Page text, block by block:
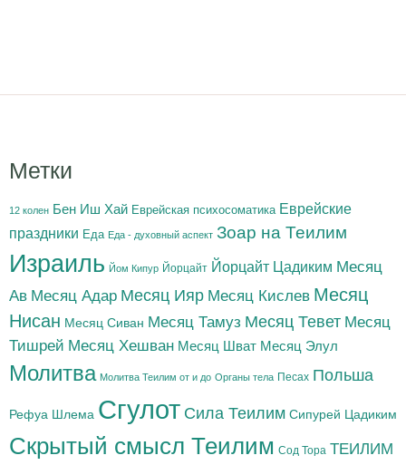
Метки
12 колен Бен Иш Хай Еврейская психосоматика Еврейские
праздники Еда Еда - духовный аспект Зоар на Теилим
Израиль Йом Кипур Йорцайт Йорцайт Цадиким Месяц
Ав Месяц Адар Месяц Ияр Месяц Кислев Месяц
Нисан Месяц Сиван Месяц Тамуз Месяц Тевет Месяц
Тишрей Месяц Хешван Месяц Шват Месяц Элул
Молитва Молитва Теилим от и до Органы тела Песах Польша
Рефуа Шлема Сгулот Сила Теилим Сипурей Цадиким
Скрытый смысл Теилим Сод Тора ТЕИЛИМ